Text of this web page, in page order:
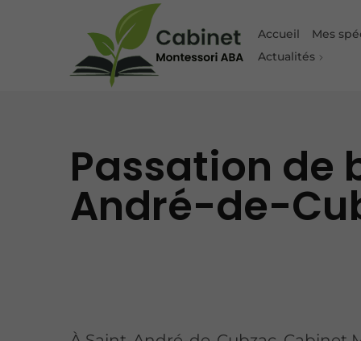
Accueil Mes
Actualités
Passation de
André-de-